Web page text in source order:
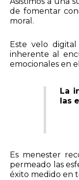
de fomentar
moral.
Este velo
inherente al
emocionales en
La
las
Es menester
permeado las
éxito medido en